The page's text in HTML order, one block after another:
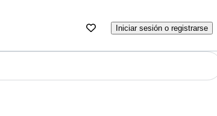
Iniciar sesión o registrarse